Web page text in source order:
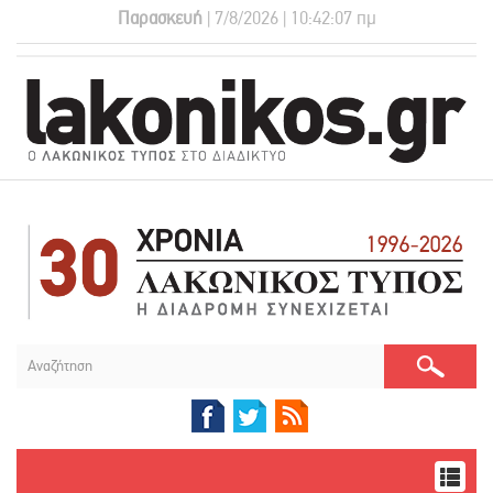
Παρασκευή | 7/8/2026 | 10:42:07 πμ